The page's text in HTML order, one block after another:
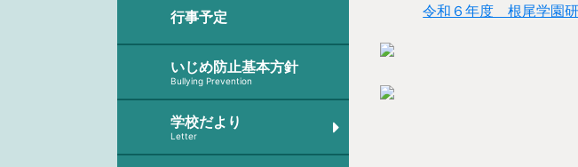
行事予定
いじめ防止基本方針
Bullying Prevention
学校だより
Letter
令和６年度 根尾学園